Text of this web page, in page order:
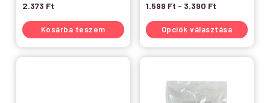
2.373 Ft
Kosárba teszem
1.599 Ft - 3.390 Ft
Opciók választása